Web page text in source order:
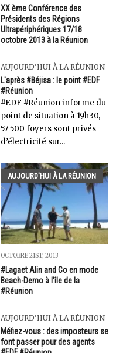
XX ème Conférence des
Présidents des Régions
Ultrapériphériques 17/18
octobre 2013 à la Réunion
AUJOURD'HUI À LA RÉUNION
L'après #Béjisa : le point #EDF
#Réunion
#EDF #Réunion informe du
point de situation à 19h30,
57 500 foyers sont privés
d’électricité sur...
AUJOURD'HUI À LA RÉUNION
OCTOBRE 21ST, 2013
#Lagaet Alin and Co en mode
Beach-Demo à l'île de la
#Réunion
AUJOURD'HUI À LA RÉUNION
Méfiez-vous : des imposteurs se
font passer pour des agents